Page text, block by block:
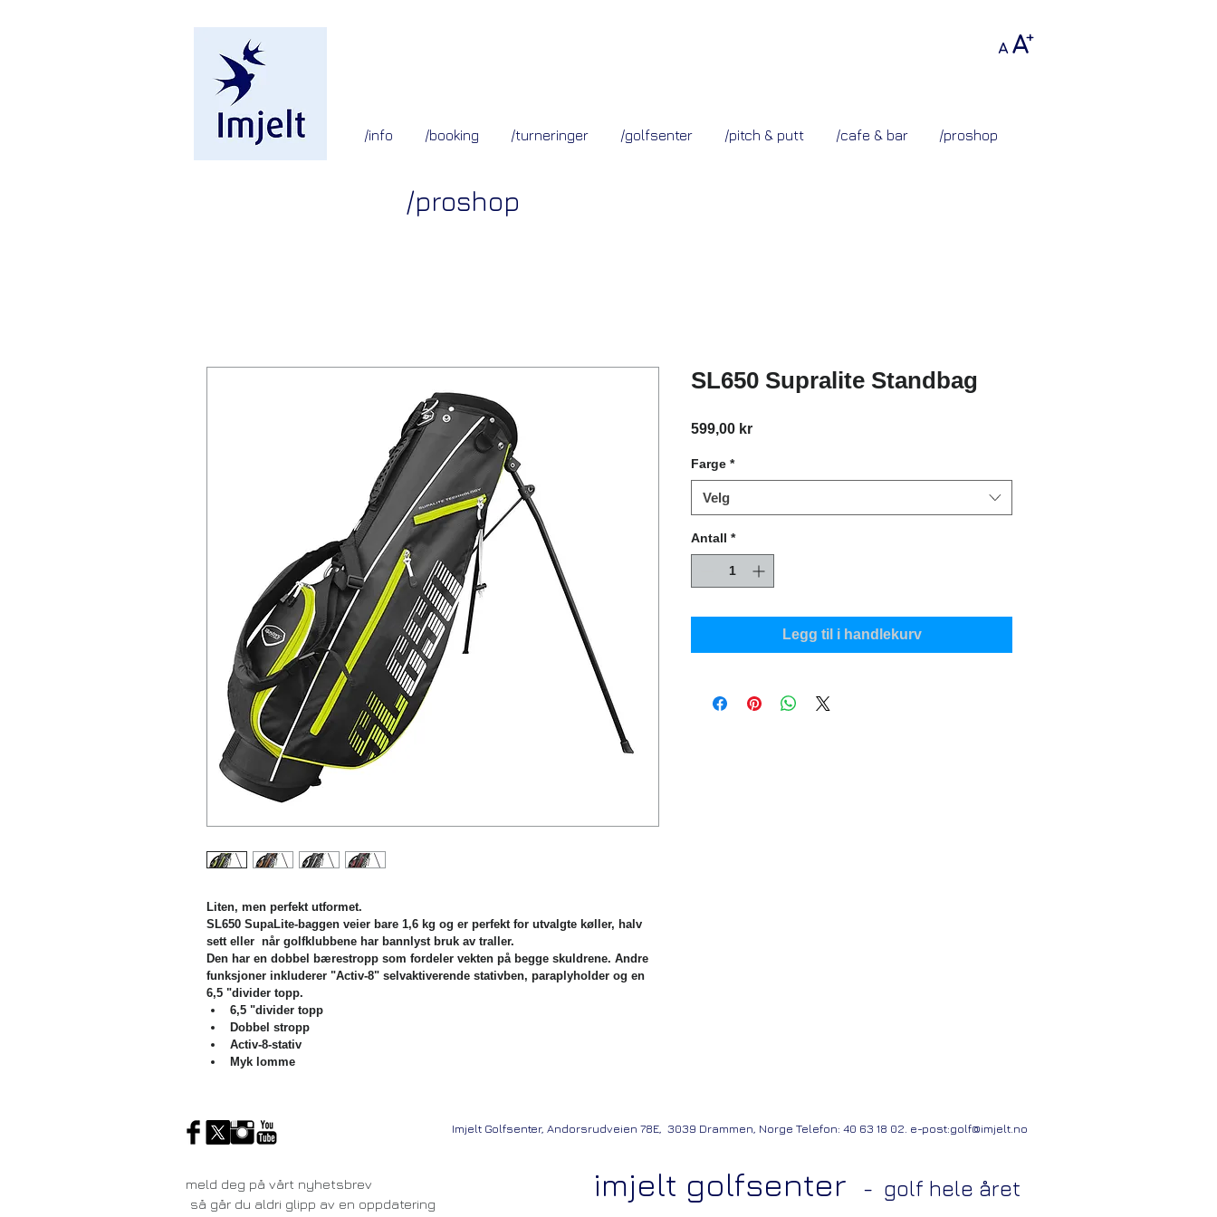
A A+
/info /booking /turneringer /golfsenter /pitch & putt /cafe & bar /proshop
/proshop
Liten, men perfekt utformet.
SL650 SupaLite-baggen veier bare 1,6 kg og er perfekt for utvalgte køller, halv
sett eller  når golfklubbene har bannlyst bruk av traller.
Den har en dobbel bærestropp som fordeler vekten på begge skuldrene. Andre
funksjoner inkluderer "Activ-8" selvaktiverende stativben, paraplyholder og en
6,5 "divider topp.
6,5 "divider topp
Dobbel stropp
Activ-8-stativ
Myk lomme
SL650 Supralite Standbag
599,00 krPris
Farge *
Velg
Antall *
Legg til i handlekurv
Imjelt Golfsenter, And orsrudveien 78E, 3039 Drammen, Norge Telefon: 40 63 18 02. e-post:golf@imjelt.no
meld deg på vårt nyhetsbrev
så går du aldri glipp av en oppdatering
imjelt golfsenter - golf hele året